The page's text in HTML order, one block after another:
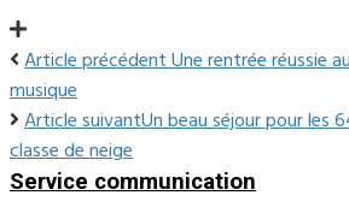
Article précédentUne rentrée réussie
musique
Article suivantUn beau séjour pour les
classe de neige
Service communication